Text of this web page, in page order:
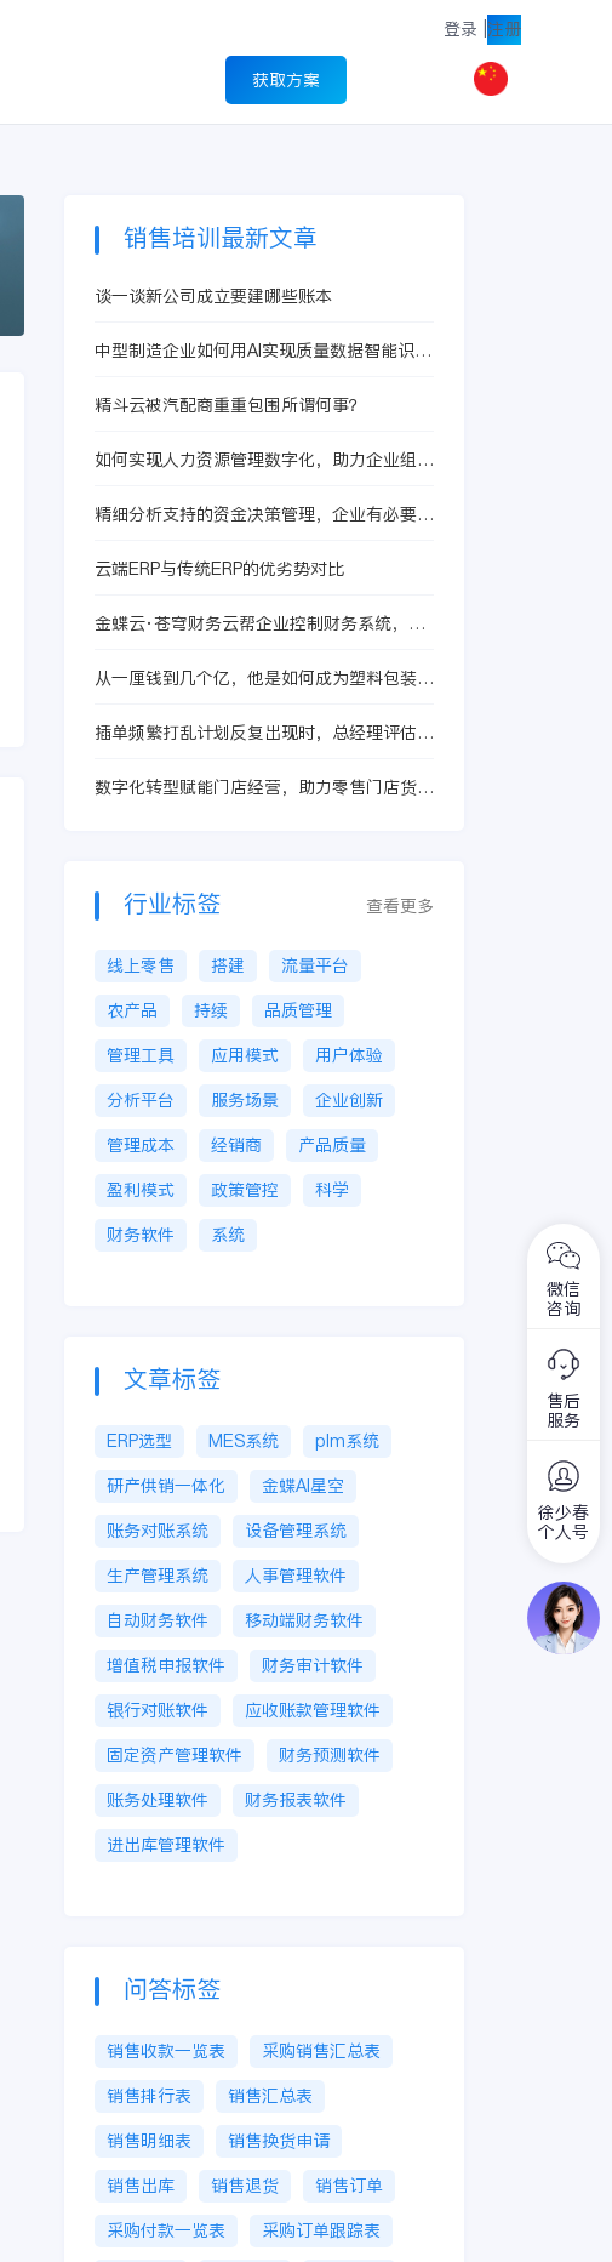
登录 注册
获取方案
销售培训最新文章
谈一谈新公司成立要建哪些账本
中型制造企业如何用AI实现质量数据智能识
精斗云被汽配商重重包围所谓何事？
如何实现人力资源管理数字化，助力企业组织
精细分析支持的资金决策管理，企业有必要进
云端ERP与传统ERP的优劣势对比
金蝶云·苍穹财务云帮企业控制财务系统，提
从一厘钱到几个亿，他是如何成为塑料包装大
插单频繁打乱计划反复出现时，总经理评估数
数字化转型赋能门店经营，助力零售门店货品
行业标签 查看更多
线上零售 搭建
流量平台
农产品
持续
品质管理
管理工具
应用模式
用户体验
分析平台
服务场景
企业创新
管理成本
经销商
产品质量
盈利模式
政策管控
科学
财务软件
系统
文章标签
ERP选型 MES系统
plm系统
研产供销一体化
金蝶AI星空
账务对账系统
设备管理系统
生产管理系统
人事管理软件
自动财务软件
移动端财务软件
增值税申报软件
财务审计软件
银行对账软件
应收账款管理软件
固定资产管理软件
财务预测软件
账务处理软件
财务报表软件
进出库管理软件
问答标签
销售收款一览表
采购销售汇总表
销售排行表
销售汇总表
销售明细表
销售换货申请
销售出库
销售退货
销售订单
采购付款一览表
采购订单跟踪表
微信
咨询
售后
服务
徐少春
个人号